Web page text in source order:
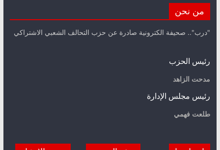
من نحن
"درب".. صحيفة الكترونية صادرة عن حزب التحالف الشعبي الاشتراكي
رئيس الحزب
مدحت الزاهد
رئيس مجلس الإدارة
طلعت فهمي